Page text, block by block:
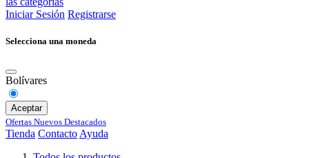
Iniciar Sesión Registrarse
Selecciona una moneda
Bolívares
Aceptar
Ofertas Nuevos Destacados
Tienda Contacto Ayuda